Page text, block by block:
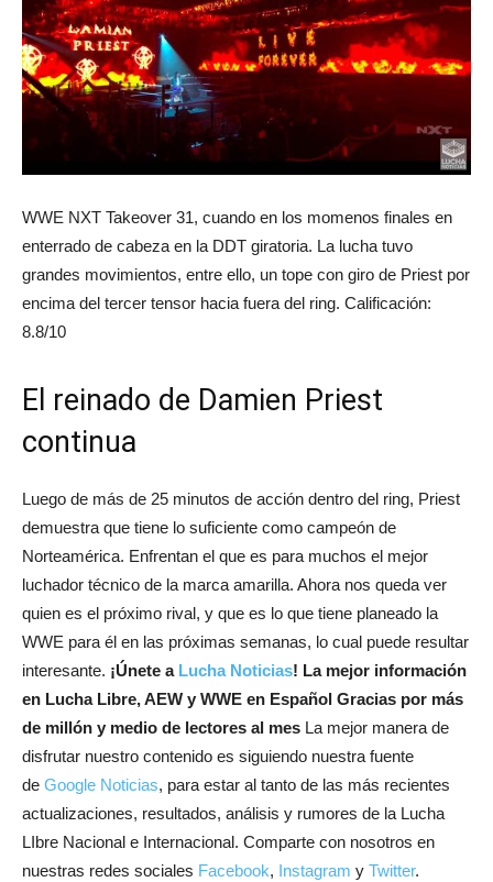
WWE NXT Takeover 31, cuando en los momenos finales en
enterrado de cabeza en la DDT giratoria. La lucha tuvo
grandes movimientos, entre ello, un tope con giro de Priest por
encima del tercer tensor hacia fuera del ring. Calificación:
8.8/10
El reinado de Damien Priest
continua
Luego de más de 25 minutos de acción dentro del ring, Priest
demuestra que tiene lo suficiente como campeón de
Norteamérica. Enfrentan el que es para muchos el mejor
luchador técnico de la marca amarilla. Ahora nos queda ver
quien es el próximo rival, y que es lo que tiene planeado la
WWE para él en las próximas semanas, lo cual puede resultar
interesante. ¡Únete a Lucha Noticias! La mejor información
en Lucha Libre, AEW y WWE en Español Gracias por más
de millón y medio de lectores al mes La mejor manera de
disfrutar nuestro contenido es siguiendo nuestra fuente
de Google Noticias, para estar al tanto de las más recientes
actualizaciones, resultados, análisis y rumores de la Lucha
LIbre Nacional e Internacional. Comparte con nosotros en
nuestras redes sociales Facebook, Instagram y Twitter.